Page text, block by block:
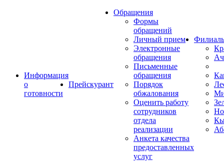
Информация
о
готовности
Прейскурант
Обращения
Формы
обращений
Личный прием
Электронные
обращения
Письменные
обращения
Порядок
обжалования
Оценить работу
сотрудников
отдела
реализации
Анкета качества
предоставленных
услуг